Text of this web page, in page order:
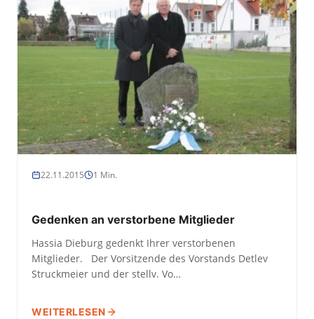
22.11.2015 1 Min.
Gedenken an verstorbene Mitglieder
Hassia Dieburg gedenkt Ihrer verstorbenen
Mitglieder. Der Vorsitzende des Vorstands Detlev
Struckmeier und der stellv. Vo…
WEITERLESEN